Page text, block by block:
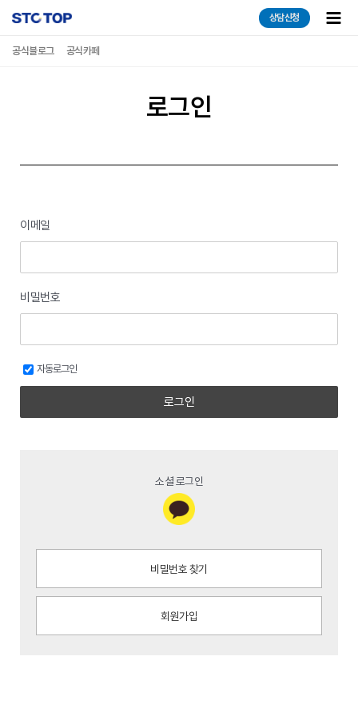
건너뛰기
상담신청
Main
공식블로그 공식카페
로그인
이메일
비밀번호
자동로그인
로그인
소셜 로그인
비밀번호 찾기
회원가입